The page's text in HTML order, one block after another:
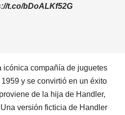
t.co/bDoALKf52G
icónica compañía de juguetes
y se convirtió en un éxito
de la hija de Handler,
versión ficticia de Handler